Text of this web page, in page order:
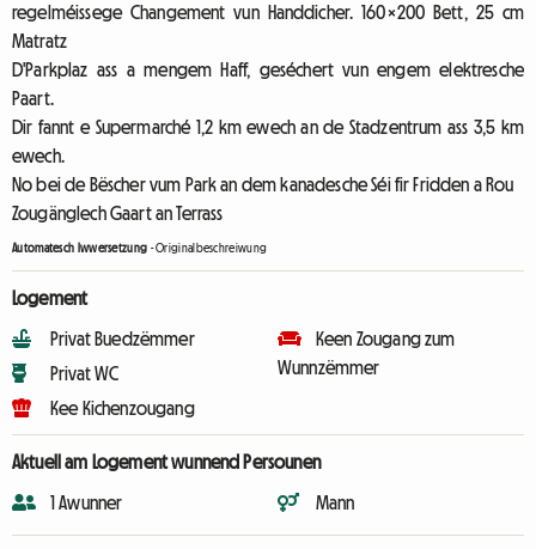
regelméissege Changement vun Handdicher. 160×200 Bett, 25 cm
Matratz
D'Parkplaz ass a mengem Haff, geséchert vun engem elektresche
Paart.
Dir fannt e Supermarché 1,2 km ewech an de Stadzentrum ass 3,5 km
ewech.
No bei de Bëscher vum Park an dem kanadesche Séi fir Fridden a Rou
Zougänglech Gaart an Terrass
Automatesch Iwwersetzung -Originalbeschreiwung
Logement
Privat Buedzëmmer
Privat WC
Kee Kichenzougang
Keen Zougang zum
Wunnzëmmer
Aktuell am Logement wunnend Persounen
1 Awunner Mann